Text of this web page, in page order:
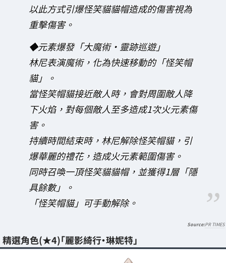
以此方式引爆怪笑貓貓帽造成的傷害視為
重擊傷害。
◆元素爆發「大魔術・靈跡巡遊」
林尼表演魔術，化為快速移動的「怪笑帽
貓」。
當怪笑帽貓接近敵人時，會對周圍敵人降
下火焰，對每個敵人至多造成1次火元素傷
害。
持續時間結束時，林尼解除怪笑帽貓，引
爆華麗的禮花，造成火元素範圍傷害。
同時召喚一頂怪笑貓貓帽，並獲得1層「隱
具餘數」。
「怪笑帽貓」可手動解除。
PR TIMES
精選角色(★4)「麗影綺行・琳妮特」